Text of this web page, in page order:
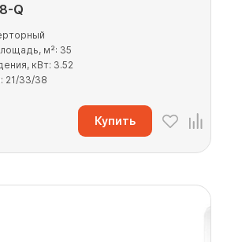
Q
м²: 35
кВт: 3.52
21/33/38
Купить